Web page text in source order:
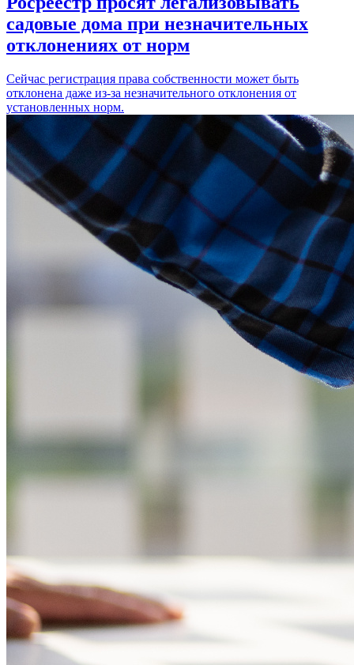
садовые дома при незначительных
отклонениях от норм
Сейчас регистрация права собственности может быть
отклонена даже из-за незначительного отклонения от
установленных норм.